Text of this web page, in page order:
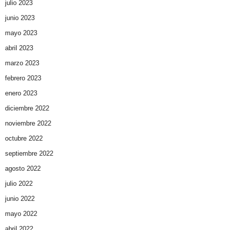
julio 2023
junio 2023
mayo 2023
abril 2023
marzo 2023
febrero 2023
enero 2023
diciembre 2022
noviembre 2022
octubre 2022
septiembre 2022
agosto 2022
julio 2022
junio 2022
mayo 2022